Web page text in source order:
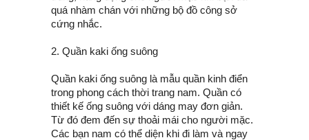
quá nhàm chán với những bộ đồ công sở
cứng nhắc.
2. Quần kaki ống suông
Quần kaki ống suông là mẫu quần kinh điển
trong phong cách thời trang nam. Quần có
thiết kế ống suông với dáng may đơn giản.
Từ đó đem đến sự thoải mái cho người mặc.
Các bạn nam có thể diện khi đi làm và ngay